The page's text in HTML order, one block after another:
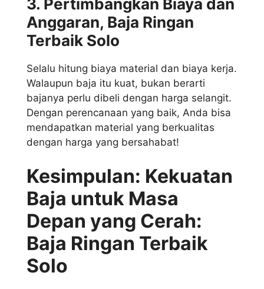
3. Pertimbangkan Biaya dan
Anggaran, Baja Ringan
Terbaik Solo
Selalu hitung biaya material dan biaya kerja.
Walaupun baja itu kuat, bukan berarti
bajanya perlu dibeli dengan harga selangit.
Dengan perencanaan yang baik, Anda bisa
mendapatkan material yang berkualitas
dengan harga yang bersahabat!
Kesimpulan: Kekuatan
Baja untuk Masa
Depan yang Cerah:
Baja Ringan Terbaik
Solo